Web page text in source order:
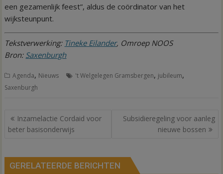
een gezamenlijk feest”, aldus de coördinator van het
wijksteunpunt.
Tekstverwerking: Tineke Eilander, Omroep NOOS
Bron: Saxenburgh
Agenda, Nieuws 't Welgelegen Gramsbergen, jubileum,
Saxenburgh
Bericht
navigatie
Inzamelactie Cordaid voor
beter basisonderwijs
Subsidieregeling voor aanleg
nieuwe bossen
GERELATEERDE BERICHTEN